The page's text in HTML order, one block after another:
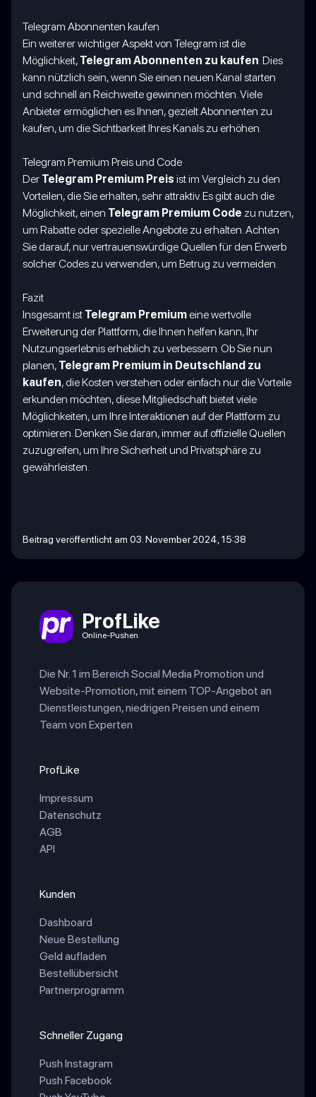
Telegram Abonnenten kaufen
Ein weiterer wichtiger Aspekt von Telegram ist die
Möglichkeit, Telegram Abonnenten zu kaufen. Dies
kann nützlich sein, wenn Sie einen neuen Kanal starten
und schnell an Reichweite gewinnen möchten. Viele
Anbieter ermöglichen es Ihnen, gezielt Abonnenten zu
kaufen, um die Sichtbarkeit Ihres Kanals zu erhöhen.
Telegram Premium Preis und Code
Der Telegram Premium Preis ist im Vergleich zu den
Vorteilen, die Sie erhalten, sehr attraktiv. Es gibt auch die
Möglichkeit, einen Telegram Premium Code zu nutzen,
um Rabatte oder spezielle Angebote zu erhalten. Achten
Sie darauf, nur vertrauenswürdige Quellen für den Erwerb
solcher Codes zu verwenden, um Betrug zu vermeiden.
Fazit
Insgesamt ist Telegram Premium eine wertvolle
Erweiterung der Plattform, die Ihnen helfen kann, Ihr
Nutzungserlebnis erheblich zu verbessern. Ob Sie nun
planen, Telegram Premium in Deutschland zu
kaufen, die Kosten verstehen oder einfach nur die Vorteile
erkunden möchten, diese Mitgliedschaft bietet viele
Möglichkeiten, um Ihre Interaktionen auf der Plattform zu
optimieren. Denken Sie daran, immer auf offizielle Quellen
zuzugreifen, um Ihre Sicherheit und Privatsphäre zu
gewährleisten.
Beitrag veröffentlicht am 03. November 2024, 15:38
ProfLike
Online-Pushen
Die Nr. 1 im Bereich Social Media Promotion und
Website-Promotion, mit einem TOP-Angebot an
Dienstleistungen, niedrigen Preisen und einem
Team von Experten
ProfLike
Impressum
Datenschutz
AGB
API
Kunden
Dashboard
Neue Bestellung
Geld aufladen
Bestellübersicht
Partnerprogramm
Schneller Zugang
Push Instagram
Push Facebook